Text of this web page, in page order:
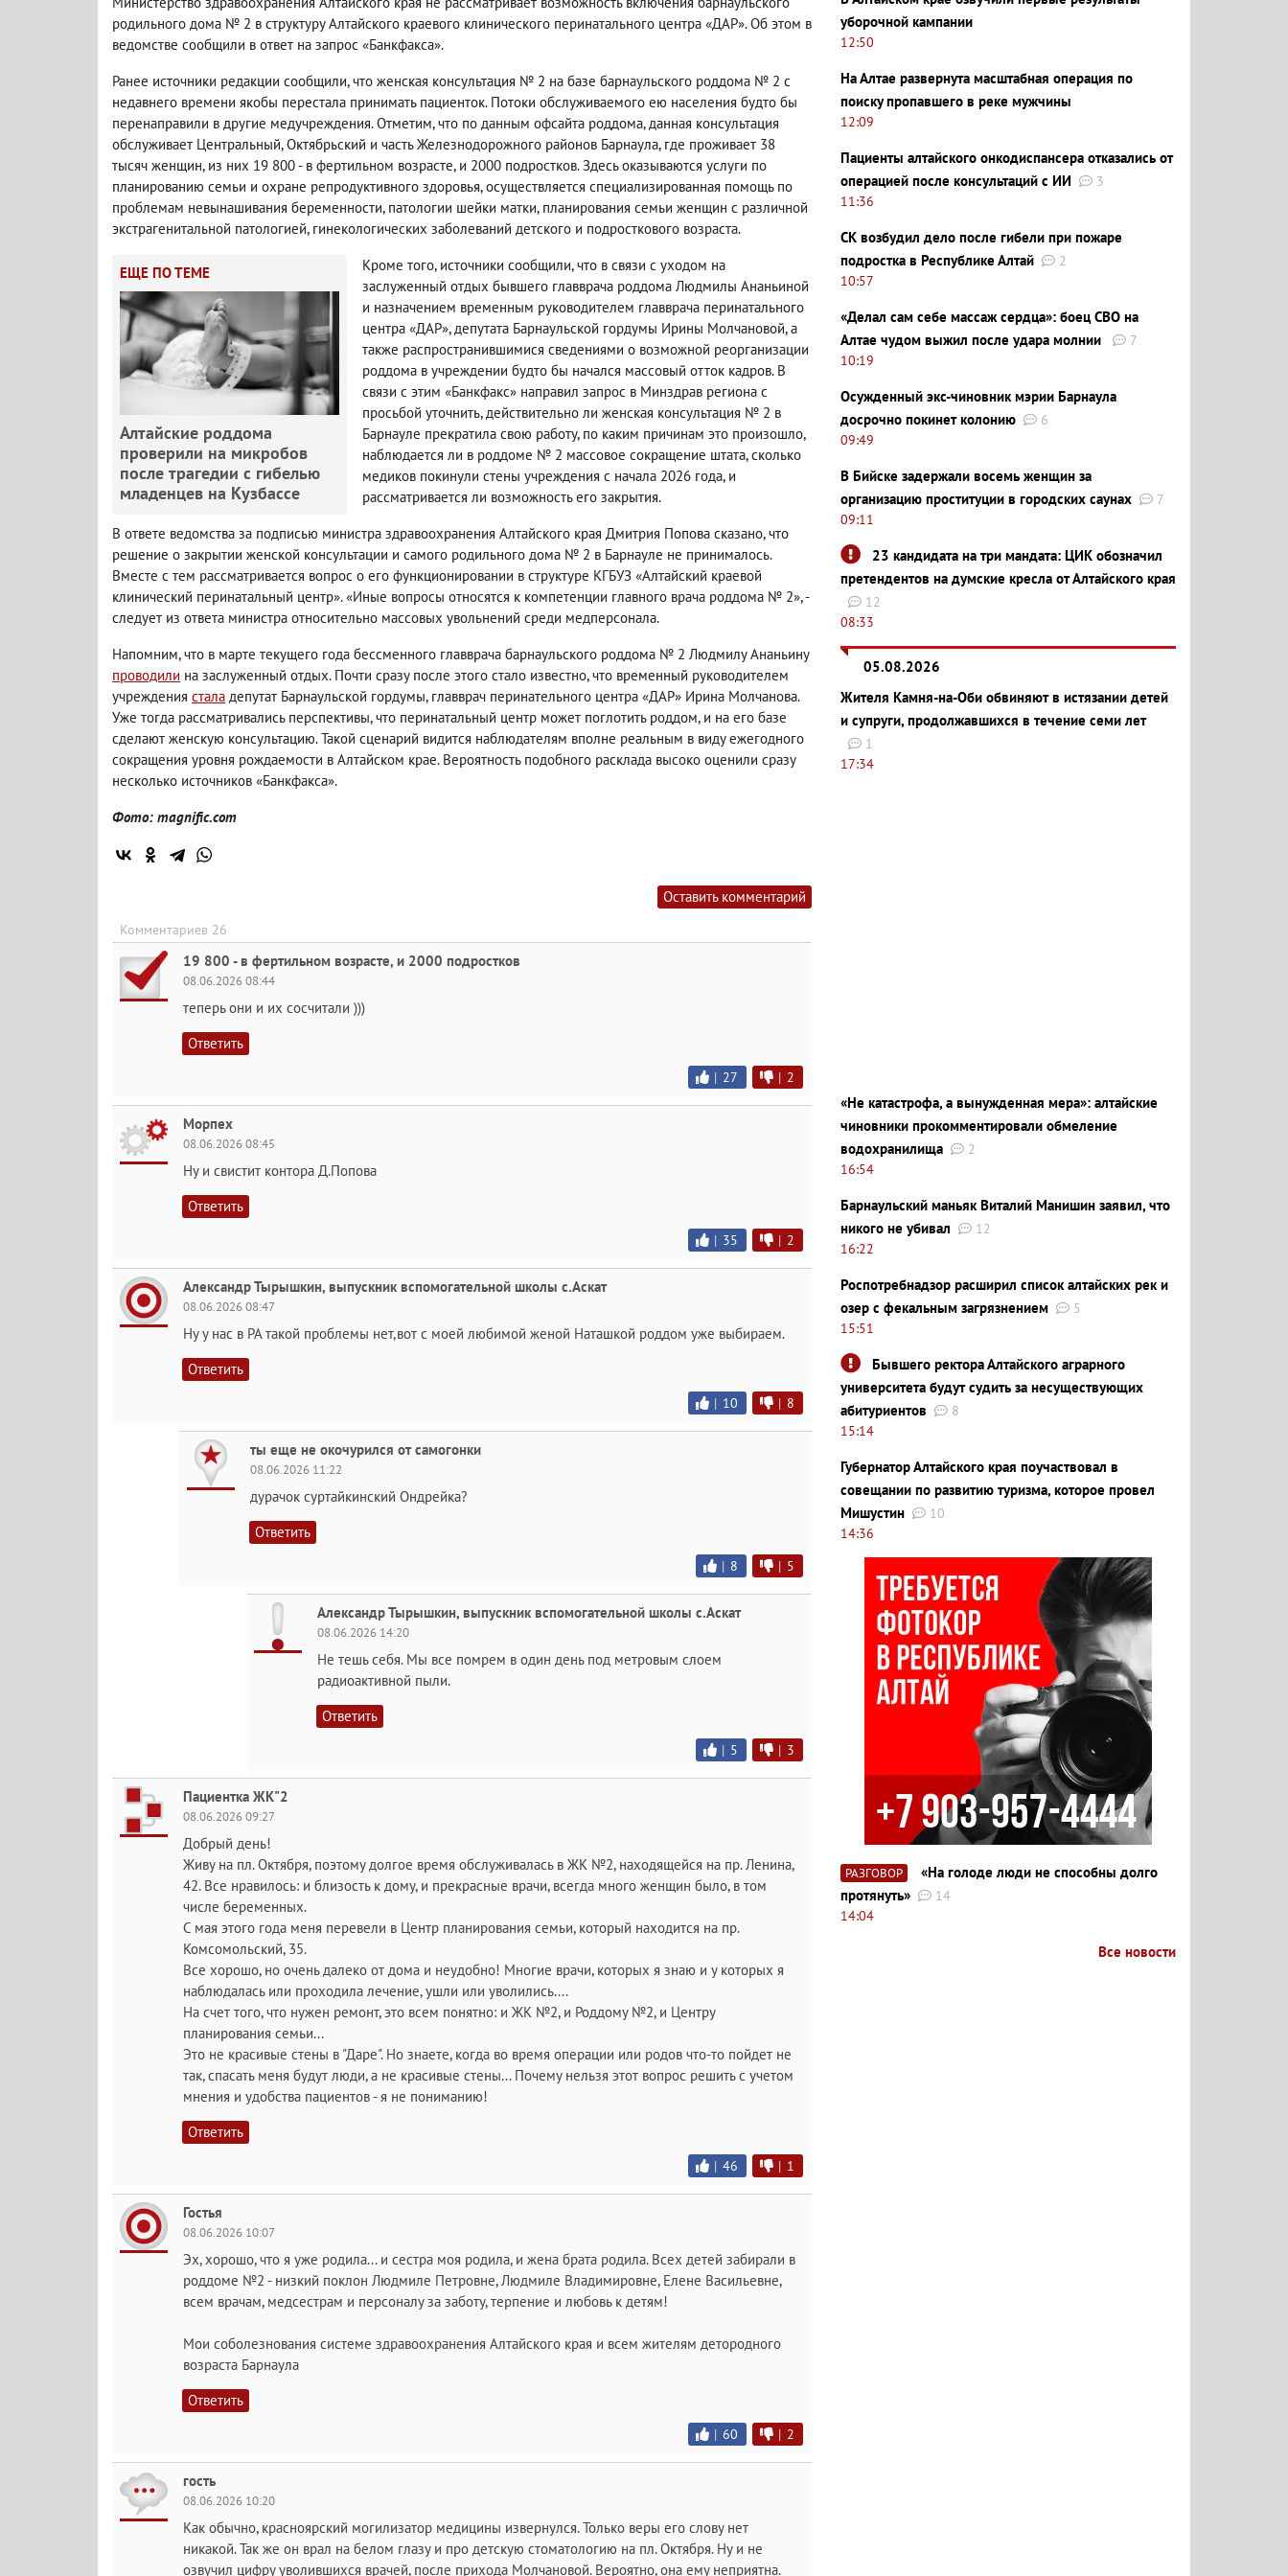
родильного дома № 2 в структуру Алтайского краевого клинического перинатального центра «ДАР». Об этом в
ведомстве сообщили в ответ на запрос «Банкфакса».
Ранее источники редакции сообщили, что женская консультация № 2 на базе барнаульского роддома № 2 с
недавнего времени якобы перестала принимать пациенток. Потоки обслуживаемого ею населения будто бы
перенаправили в другие медучреждения. Отметим, что по данным офсайта роддома, данная консультация
обслуживает Центральный, Октябрьский и часть Железнодорожного районов Барнаула, где проживает 38
тысяч женщин, из них 19 800 - в фертильном возрасте, и 2000 подростков. Здесь оказываются услуги по
планированию семьи и охране репродуктивного здоровья, осуществляется специализированная помощь по
проблемам невынашивания беременности, патологии шейки матки, планирования семьи женщин с различной
экстрагенитальной патологией, гинекологических заболеваний детского и подросткового возраста.
ЕЩЕ ПО ТЕМЕ
Алтайские роддома
проверили на микробов
после трагедии с гибелью
младенцев на Кузбассе
Кроме того, источники сообщили, что в связи с уходом на
заслуженный отдых бывшего главврача роддома Людмилы Ананьиной
и назначением временным руководителем главврача перинатального
центра «ДАР», депутата Барнаульской гордумы Ирины Молчановой, а
также распространившимися сведениями о возможной реорганизации
роддома в учреждении будто бы начался массовый отток кадров. В
связи с этим «Банкфакс» направил запрос в Минздрав региона с
просьбой уточнить, действительно ли женская консультация № 2 в
Барнауле прекратила свою работу, по каким причинам это произошло,
наблюдается ли в роддоме № 2 массовое сокращение штата, сколько
медиков покинули стены учреждения с начала 2026 года, и
рассматривается ли возможность его закрытия.
В ответе ведомства за подписью министра здравоохранения Алтайского края Дмитрия Попова сказано, что
решение о закрытии женской консультации и самого родильного дома № 2 в Барнауле не принималось.
Вместе с тем рассматривается вопрос о его функционировании в структуре КГБУЗ «Алтайский краевой
клинический перинатальный центр». «Иные вопросы относятся к компетенции главного врача роддома № 2», -
следует из ответа министра относительно массовых увольнений среди медперсонала.
Напомним, что в марте текущего года бессменного главврача барнаульского роддома № 2 Людмилу Ананьину
проводили на заслуженный отдых. Почти сразу после этого стало известно, что временный руководителем
учреждения стала депутат Барнаульской гордумы, главврач перинательного центра «ДАР» Ирина Молчанова.
Уже тогда рассматривались перспективы, что перинатальный центр может поглотить роддом, и на его базе
сделают женскую консультацию. Такой сценарий видится наблюдателям вполне реальным в виду ежегодного
сокращения уровня рождаемости в Алтайском крае. Вероятность подобного расклада высоко оценили сразу
несколько источников «Банкфакса».
Фото: magnific.com
Оставить комментарий
Комментариев 26
19 800 - в фертильном возрасте, и 2000 подростков
08.06.2026 08:44
теперь они и их сосчитали )))
Ответить
| 27 | 2
Морпех
08.06.2026 08:45
Ну и свистит контора Д.Попова
Ответить
| 35 | 2
Александр Тырышкин, выпускник вспомогательной школы с.Аскат
08.06.2026 08:47
Ну у нас в РА такой проблемы нет,вот с моей любимой женой Наташкой роддом уже выбираем.
Ответить
| 10 | 8
ты еще не окочурился от самогонки
08.06.2026 11:22
дурачок суртайкинский Ондрейка?
Ответить
| 8 | 5
Александр Тырышкин, выпускник вспомогательной школы с.Аскат
08.06.2026 14:20
Не тешь себя. Мы все помрем в один день под метровым слоем
радиоактивной пыли.
Ответить
| 5 | 3
Пациентка ЖК"2
08.06.2026 09:27
Добрый день!
Живу на пл. Октября, поэтому долгое время обслуживалась в ЖК №2, находящейся на пр. Ленина,
42. Все нравилось: и близость к дому, и прекрасные врачи, всегда много женщин было, в том
числе беременных.
С мая этого года меня перевели в Центр планирования семьи, который находится на пр.
Комсомольский, 35.
Все хорошо, но очень далеко от дома и неудобно! Многие врачи, которых я знаю и у которых я
наблюдалась или проходила лечение, ушли или уволились....
На счет того, что нужен ремонт, это всем понятно: и ЖК №2, и Роддому №2, и Центру
планирования семьи...
Это не красивые стены в "Даре". Но знаете, когда во время операции или родов что-то пойдет не
так, спасать меня будут люди, а не красивые стены... Почему нельзя этот вопрос решить с учетом
мнения и удобства пациентов - я не пониманию!
Ответить
| 46 | 1
Гостья
08.06.2026 10:07
Эх, хорошо, что я уже родила... и сестра моя родила, и жена брата родила. Всех детей забирали в
роддоме №2 - низкий поклон Людмиле Петровне, Людмиле Владимировне, Елене Васильевне,
всем врачам, медсестрам и персоналу за заботу, терпение и любовь к детям!
Мои соболезнования системе здравоохранения Алтайского края и всем жителям детородного
возраста Барнаула
Ответить
| 60 | 2
гость
08.06.2026 10:20
Как обычно, красноярский могилизатор медицины извернулся. Только веры его слову нет
никакой. Так же он врал на белом глазу и про детскую стоматологию на пл. Октября. Ну и не
озвучил цифру уволившихся врачей, после прихода Молчановой. Вероятно, она ему неприятна.
уборочной кампании
12:50
На Алтае развернута масштабная операция по
поиску пропавшего в реке мужчины
12:09
Пациенты алтайского онкодиспансера отказались от
операцией после консультаций с ИИ
3
11:36
СК возбудил дело после гибели при пожаре
подростка в Республике Алтай
2
10:57
«Делал сам себе массаж сердца»: боец СВО на
Алтае чудом выжил после удара молнии
7
10:19
Осужденный экс-чиновник мэрии Барнаула
досрочно покинет колонию
6
09:49
В Бийске задержали восемь женщин за
организацию проституции в городских саунах
7
09:11
23 кандидата на три мандата: ЦИК обозначил
претендентов на думские кресла от Алтайского края
12
08:33
05.08.2026
Жителя Камня-на-Оби обвиняют в истязании детей
и супруги, продолжавшихся в течение семи лет
1
17:34
«Не катастрофа, а вынужденная мера»: алтайские
чиновники прокомментировали обмеление
водохранилища
2
16:54
Барнаульский маньяк Виталий Манишин заявил, что
никого не убивал
12
16:22
Роспотребнадзор расширил список алтайских рек и
озер с фекальным загрязнением
5
15:51
Бывшего ректора Алтайского аграрного
университета будут судить за несуществующих
абитуриентов
8
15:14
Губернатор Алтайского края поучаствовал в
совещании по развитию туризма, которое провел
Мишустин
10
14:36
РАЗГОВОР
«На голоде люди не способны долго
протянуть»
14
14:04
Все новости